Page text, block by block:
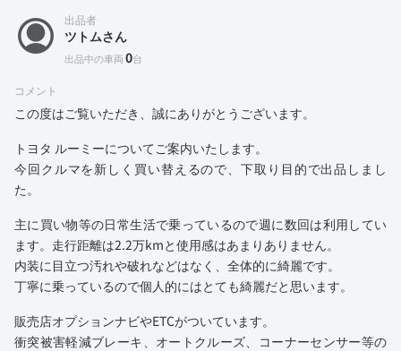
出品者
ツトムさん
出品中の車両0台
コメント
この度はご覧いただき、誠にありがとうございます。
トヨタ ルーミーについてご案内いたします。
今回クルマを新しく買い替えるので、下取り目的で出品しまし
た。
主に買い物等の日常生活で乗っているので週に数回は利用してい
ます。走行距離は2.2万kmと使用感はあまりありません。
内装に目立つ汚れや破れなどはなく、全体的に綺麗です。
丁寧に乗っているので個人的にはとても綺麗だと思います。
販売店オプションナビやETCがついています。
衝突被害軽減ブレーキ、オートクルーズ、コーナーセンサー等の